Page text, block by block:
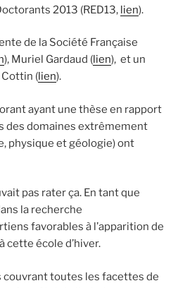
2013 (RED13, lien).
de la Société Française
), Muriel Gardaud (lien), et un
(lien).
ayant une thèse en rapport
des domaines extrêmement
physique et géologie) ont
pas rater ça. En tant que
la recherche
favorables à l’apparition de
cette école d’hiver.
couvrant toutes les facettes de